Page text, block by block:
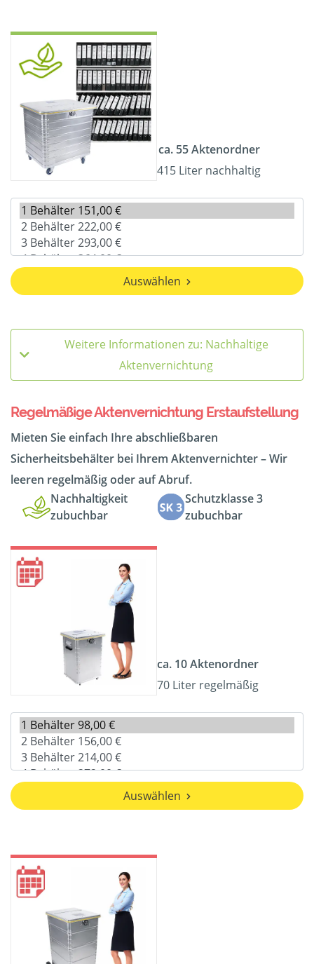
ca. 55 Aktenordner
415 Liter nachhaltig
Auswählen
Weitere Informationen zu: Nachhaltige
Aktenvernichtung
Regelmäßige Aktenvernichtung Erstaufstellung
Mieten Sie einfach Ihre abschließbaren
Sicherheitsbehälter bei Ihrem Aktenvernichter – Wir
leeren regelmäßig oder auf Abruf.
Nachhaltigkeit
zubuchbar
Schutzklasse 3
zubuchbar
ca. 10 Aktenordner
70 Liter regelmäßig
Auswählen